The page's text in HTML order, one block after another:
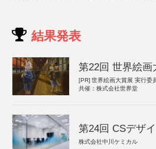
結果発表
第22回 世界絵画
[PR] 世界絵画大賞展 実行委
共催：株式会社世界堂
第24回 CSデザ
株式会社中川ケミカル